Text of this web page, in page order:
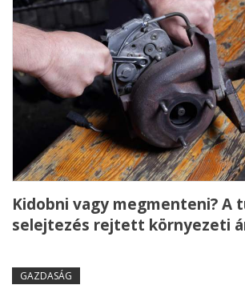
Kidobni vagy megmenteni? A
selejtezés rejtett környezeti
GAZDASÁG